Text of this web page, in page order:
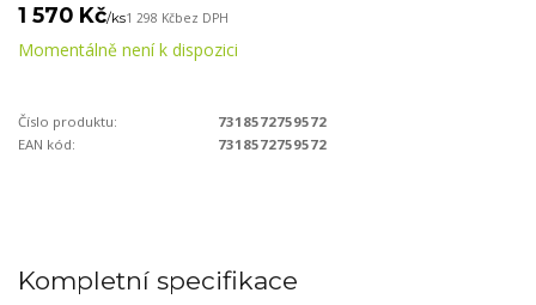
1 570 Kč/ks1 298 Kčbez DPH
Momentálně není k dispozici
Číslo produktu:
7318572759572
EAN kód:
7318572759572
Kompletní specifikace